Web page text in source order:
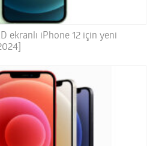
ekranlı iPhone 12 için yeni